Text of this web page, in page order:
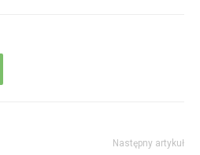
Następny artykuł